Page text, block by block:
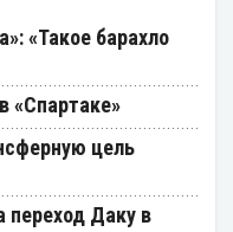
«Такое барахло
«Спартаке»
цель
переход Даку в